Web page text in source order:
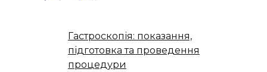
Гастроскопія: показання,
підготовка та проведення
процедури